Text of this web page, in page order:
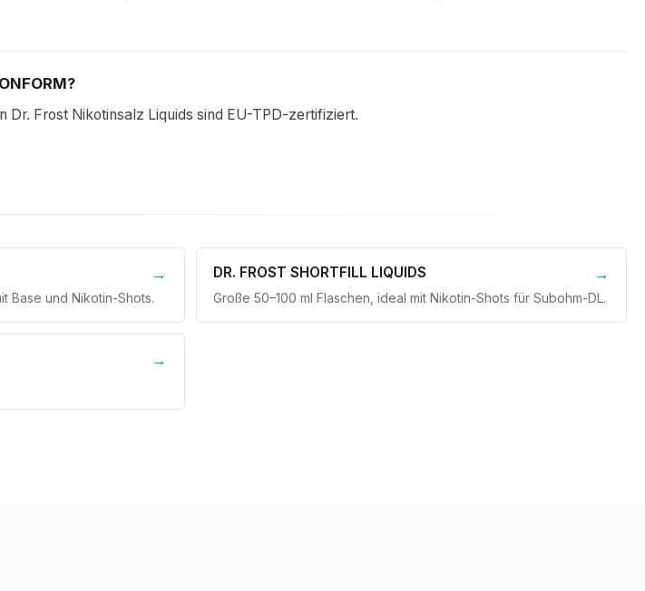
Dr. Frost Nikotinsalz Liquids sind EU-TPD-zertifiziert.
Base und Nikotin-Shots.
DR. FROST SHORTFILL LIQUIDS
Große 50–100 ml Flaschen, ideal mit Nikotin-Shots für Subohm-DL.